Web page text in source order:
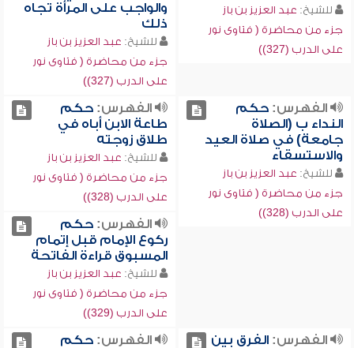
للشيخ: عبد العزيز بن باز
جزء من محاضرة ( فتاوى نور
على الدرب (327))
والواجب على المرأة تجاه
ذلك
للشيخ: عبد العزيز بن باز
جزء من محاضرة ( فتاوى نور
على الدرب (327))
الفهرس:حكم
النداء ب (الصلاة
جامعة) في صلاة العيد
والاستسقاء
للشيخ: عبد العزيز بن باز
جزء من محاضرة ( فتاوى نور
على الدرب (328))
الفهرس:حكم
طاعة الابن أباه في
طلاق زوجته
للشيخ: عبد العزيز بن باز
جزء من محاضرة ( فتاوى نور
على الدرب (328))
الفهرس:حكم
ركوع الإمام قبل إتمام
المسبوق قراءة الفاتحة
للشيخ: عبد العزيز بن باز
جزء من محاضرة ( فتاوى نور
على الدرب (329))
الفهرس:الفرق بين
الفهرس:حكم